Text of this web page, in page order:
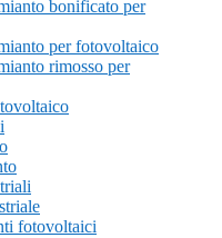
bonificato per
per fotovoltaico
rimosso per
fotovoltaici